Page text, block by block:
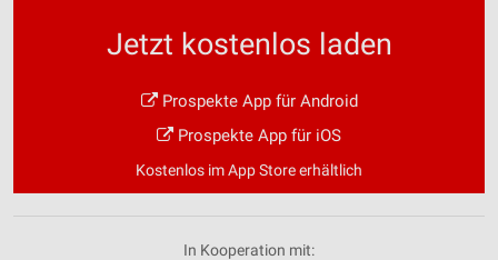
Jetzt kostenlos laden
Prospekte App für Android
Prospekte App für iOS
Kostenlos im App Store erhältlich
In Kooperation mit: